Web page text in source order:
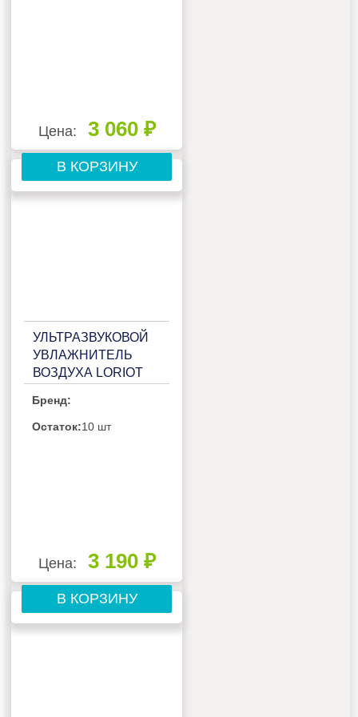
Цена: 3 060 ₽
В КОРЗИНУ
УЛЬТРАЗВУКОВОЙ
УВЛАЖНИТЕЛЬ
ВОЗДУХА LORIOT
Бренд:
Остаток:10 шт
Цена: 3 190 ₽
В КОРЗИНУ